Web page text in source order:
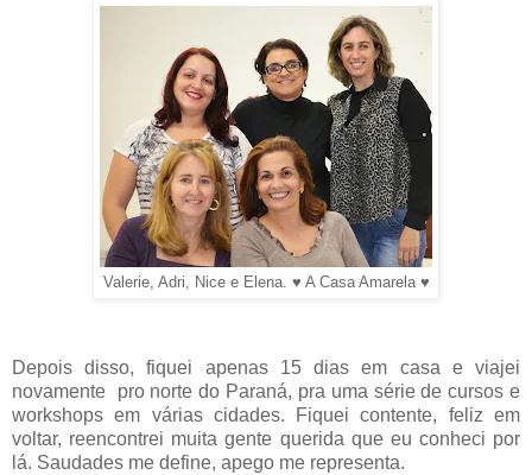
Valerie, Adri, Nice e Elena. ♥ A Casa Amarela ♥
Depois disso, fiquei apenas 15 dias em casa e viajei
novamente pro norte do Paraná, pra uma série de cursos e
workshops em várias cidades. Fiquei contente, feliz em
voltar, reencontrei muita gente querida que eu conheci por
lá. Saudades me define, apego me representa.